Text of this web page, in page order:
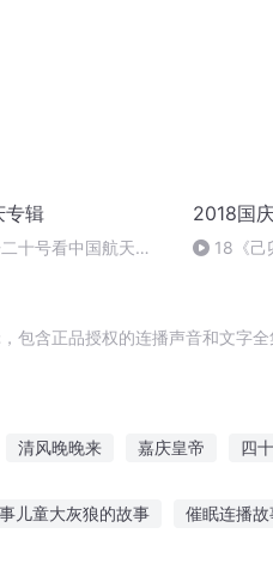
专辑
十号看中国航天
2018国
18《己
包含正品授权的连播声音和文字
清风晚晚来 嘉庆皇帝 四
儿童大灰狼的故事 催眠连播